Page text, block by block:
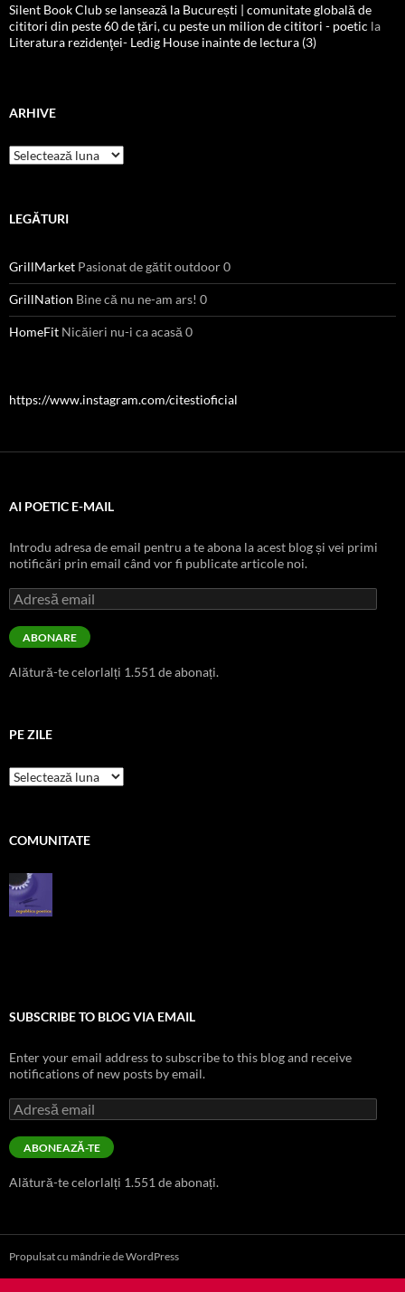
Silent Book Club se lansează la București | comunitate globală de
cititori din peste 60 de țări, cu peste un milion de cititori - poetic la
Literatura rezidenţei- Ledig House inainte de lectura (3)
ARHIVE
Arhive
LEGĂTURI
GrillMarket Pasionat de gătit outdoor 0
GrillNation Bine că nu ne-am ars! 0
HomeFit Nicăieri nu-i ca acasă 0
https://www.instagram.com/citestioficial
AI POETIC E-MAIL
Introdu adresa de email pentru a te abona la acest blog și vei primi
notificări prin email când vor fi publicate articole noi.
Adresă
email
ABONARE
Alătură-te celorlalți 1.551 de abonați.
PE ZILE
pe
zile
COMUNITATE
SUBSCRIBE TO BLOG VIA EMAIL
Enter your email address to subscribe to this blog and receive
notifications of new posts by email.
Adresă
email
ABONEAZĂ-TE
Alătură-te celorlalți 1.551 de abonați.
Propulsat cu mândrie de WordPress